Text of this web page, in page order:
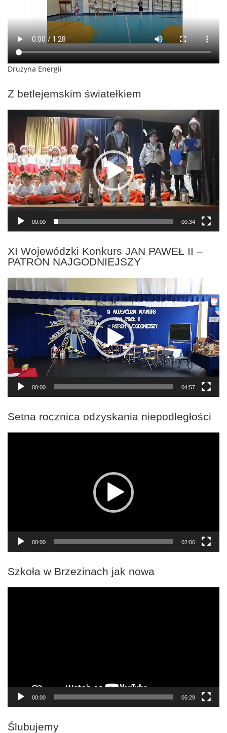
Drużyna Energii
Z betlejemskim światełkiem
Odtwarzacz
00:00 00:34
XI Wojewódzki Konkurs JAN PAWEŁ II –
PATRON NAJGODNIEJSZY
Odtwarzacz
video
00:00 04:57
Setna rocznica odzyskania niepodległości
00:00 02:06
Szkoła w Brzezinach jak nowa
00:00 05:29
Ślubujemy